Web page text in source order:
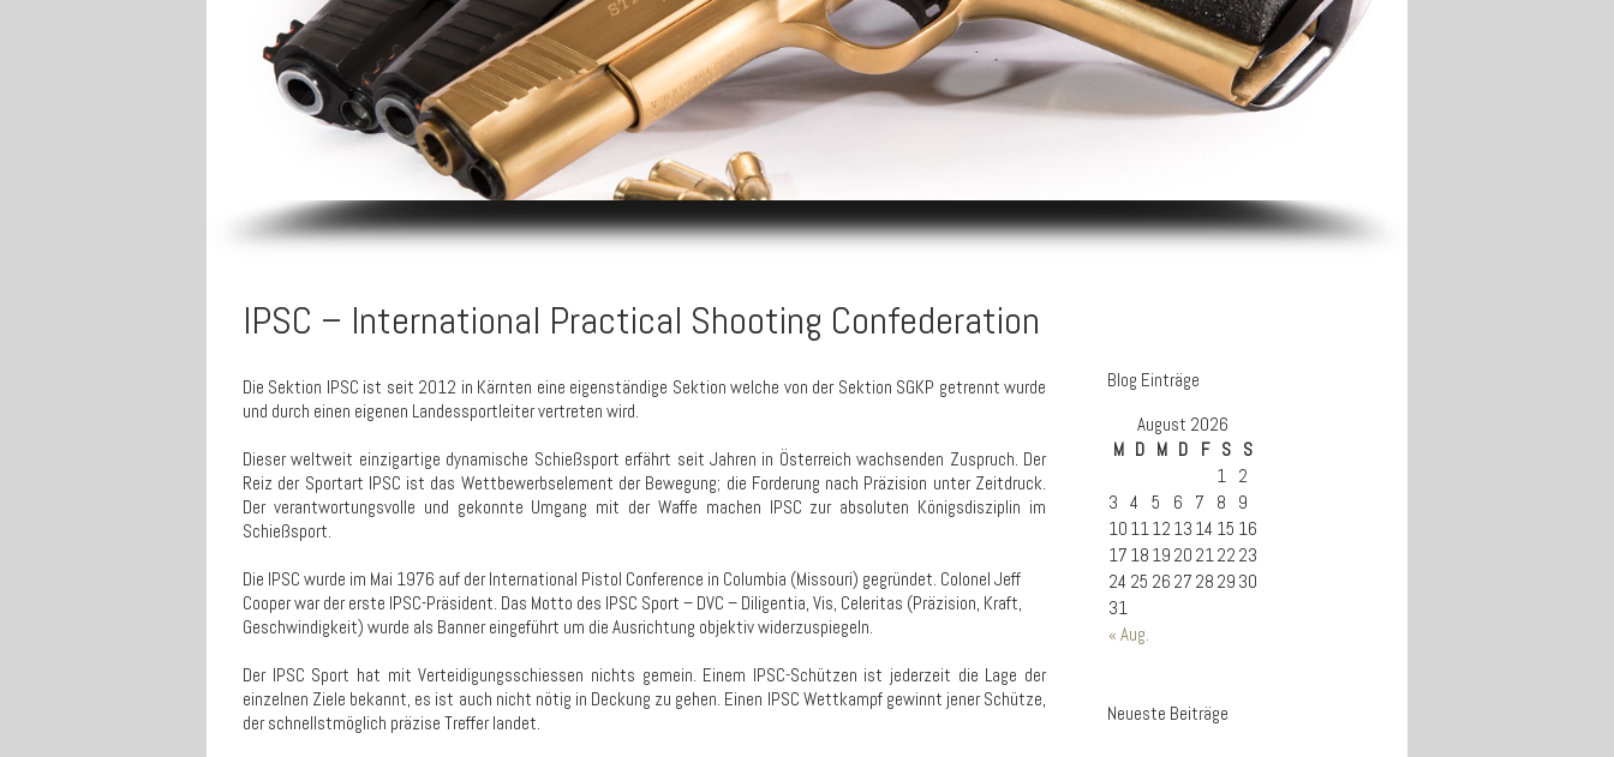
IPSC – International Practical Shooting Confederation
Die Sektion IPSC ist seit 2012 in Kärnten eine eigenständige Sektion welche von der Sektion SGKP getrennt wurde
und durch einen eigenen Landessportleiter vertreten wird.
Dieser weltweit einzigartige dynamische Schießsport erfährt seit Jahren in Österreich wachsenden Zuspruch. Der
Reiz der Sportart IPSC ist das Wettbewerbselement der Bewegung; die Forderung nach Präzision unter Zeitdruck.
Der verantwortungsvolle und gekonnte Umgang mit der Waffe machen IPSC zur absoluten Königsdisziplin im
Schießsport.
Die IPSC wurde im Mai 1976 auf der International Pistol Conference in Columbia (Missouri) gegründet. Colonel Jeff
Cooper war der erste IPSC-Präsident. Das Motto des IPSC Sport – DVC – Diligentia, Vis, Celeritas (Präzision, Kraft,
Geschwindigkeit) wurde als Banner eingeführt um die Ausrichtung objektiv widerzuspiegeln.
Der IPSC Sport hat mit Verteidigungsschiessen nichts gemein. Einem IPSC-Schützen ist jederzeit die Lage der
einzelnen Ziele bekannt, es ist auch nicht nötig in Deckung zu gehen. Einen IPSC Wettkampf gewinnt jener Schütze,
der schnellstmöglich präzise Treffer landet.
Blog Einträge
August 2026
M D M D F S S
« Aug.
1 2
3 4 5 6 7 8
9
10 1112 13 14 15 16
17 18 19 20 2122 23
24 25 26 27 28 29 30
31
Neueste Beiträge